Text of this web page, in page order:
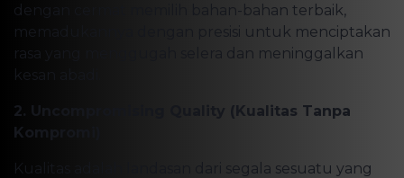
dengan cermat memilih bahan-bahan terbaik,
memadukannya dengan presisi untuk menciptakan
rasa yang menggugah selera dan meninggalkan
kesan abadi.
2. Uncompromising Quality (Kualitas Tanpa
Kompromi)
Kualitas adalah landasan dari segala sesuatu yang